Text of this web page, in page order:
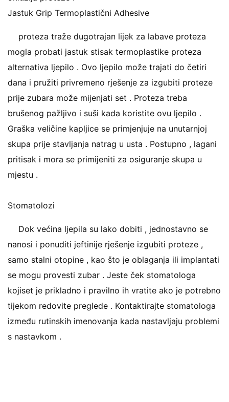
Jastuk Grip Termoplastični Adhesive
proteza traže dugotrajan lijek za labave proteza
mogla probati jastuk stisak termoplastike proteza
alternativa ljepilo . Ovo ljepilo može trajati do četiri
dana i pružiti privremeno rješenje za izgubiti proteze
prije zubara može mijenjati set . Proteza treba
brušenog pažljivo i suši kada koristite ovu ljepilo .
Graška veličine kapljice se primjenjuje na unutarnjoj
skupa prije stavljanja natrag u usta . Postupno , lagani
pritisak i mora se primijeniti za osiguranje skupa u
mjestu .
Stomatolozi
Dok većina ljepila su lako dobiti , jednostavno se
nanosi i ponuditi jeftinije rješenje izgubiti proteze ,
samo stalni otopine , kao što je oblaganja ili implantati
se mogu provesti zubar . Jeste ček stomatologa
kojiset je prikladno i pravilno ih vratite ako je potrebno
tijekom redovite preglede . Kontaktirajte stomatologa
između rutinskih imenovanja kada nastavljaju problemi
s nastavkom .